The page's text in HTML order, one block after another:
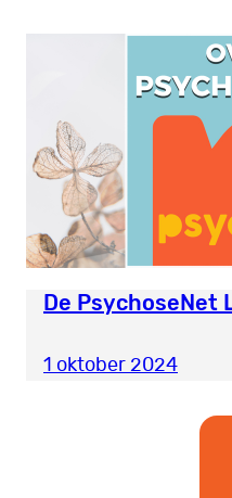
De PsychoseNet
1 oktober 2024